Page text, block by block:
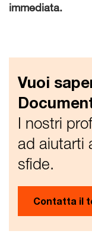
immediata.
Vuoi
I nostri
ad aiutarti
sfide.
Contatta il